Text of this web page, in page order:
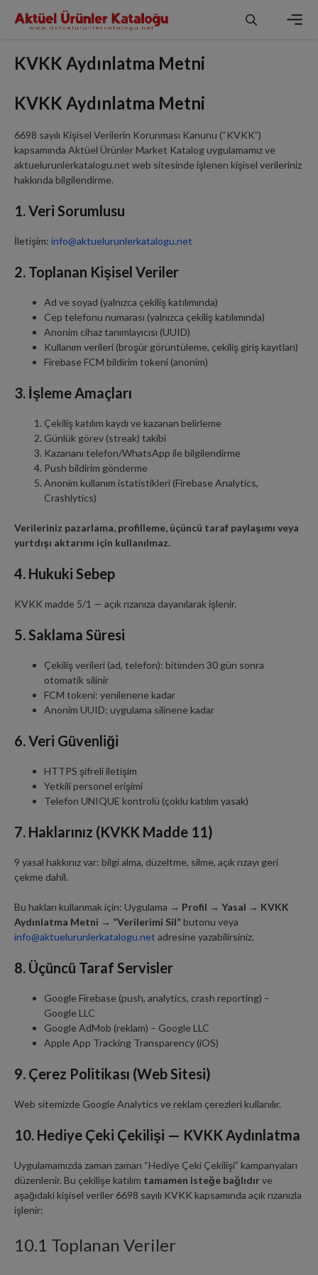
atla
KVKK Aydınlatma Metni
KVKK Aydınlatma Metni
6698 sayılı Kişisel Verilerin Korunması Kanunu (“KVKK”)
kapsamında Aktüel Ürünler Market Katalog uygulamamız ve
aktuelurunlerkatalogu.net web sitesinde işlenen kişisel verileriniz
hakkında bilgilendirme.
1. Veri Sorumlusu
İletişim: info@aktuelurunlerkatalogu.net
2. Toplanan Kişisel Veriler
Ad ve soyad (yalnızca çekiliş katılımında)
Cep telefonu numarası (yalnızca çekiliş katılımında)
Anonim cihaz tanımlayıcısı (UUID)
Kullanım verileri (broşür görüntüleme, çekiliş giriş kayıtları)
Firebase FCM bildirim tokeni (anonim)
3. İşleme Amaçları
Çekiliş katılım kaydı ve kazanan belirleme
Günlük görev (streak) takibi
Kazananı telefon/WhatsApp ile bilgilendirme
Push bildirim gönderme
Anonim kullanım istatistikleri (Firebase Analytics,
Crashlytics)
Verileriniz pazarlama, profilleme, üçüncü taraf paylaşımı veya
yurtdışı aktarımı için kullanılmaz.
4. Hukuki Sebep
KVKK madde 5/1 — açık rızanıza dayanılarak işlenir.
5. Saklama Süresi
Çekiliş verileri (ad, telefon): bitimden 30 gün sonra
otomatik silinir
FCM tokeni: yenilenene kadar
Anonim UUID: uygulama silinene kadar
6. Veri Güvenliği
HTTPS şifreli iletişim
Yetkili personel erişimi
Telefon UNIQUE kontrolü (çoklu katılım yasak)
7. Haklarınız (KVKK Madde 11)
9 yasal hakkınız var: bilgi alma, düzeltme, silme, açık rızayı geri
çekme dahil.
Bu hakları kullanmak için: Uygulama → Profil → Yasal → KVKK
Aydınlatma Metni → “Verilerimi Sil” butonu veya
info@aktuelurunlerkatalogu.net adresine yazabilirsiniz.
8. Üçüncü Taraf Servisler
Google Firebase (push, analytics, crash reporting) –
Google LLC
Google AdMob (reklam) – Google LLC
Apple App Tracking Transparency (iOS)
9. Çerez Politikası (Web Sitesi)
Web sitemizde Google Analytics ve reklam çerezleri kullanılır.
10. Hediye Çeki Çekilişi — KVKK Aydınlatma
Uygulamamızda zaman zaman “Hediye Çeki Çekilişi” kampanyaları
düzenlenir. Bu çekilişe katılım tamamen isteğe bağlıdırve
aşağıdaki kişisel veriler 6698 sayılı KVKK kapsamında açık rızanızla
işlenir:
10.1 Toplanan Veriler